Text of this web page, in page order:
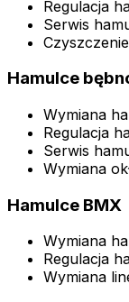
Regulacja
Serwis
Hamulce
Wymiana
Regulacja
Serwis
Wymiana
Hamulce BMX
Wymiana
Regulacja
Wymiana